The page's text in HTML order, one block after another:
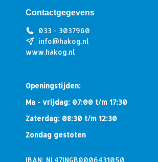
Contactgegevens
033 - 3037960
info@hakog.nl
www.hakog.nl
Openingstijden:
Ma - vrijdag: 07:00 t/m 17:30
Zaterdag: 08:30 t/m 12:30
Zondag gestoten
IBAN: NL47INGB0006431050